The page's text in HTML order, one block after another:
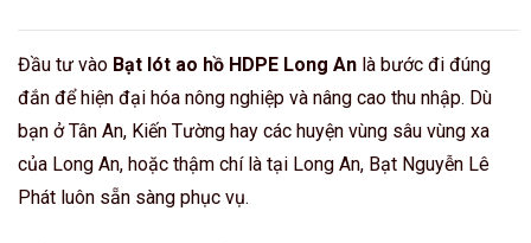
Đầu tư vào Bạt lót ao hồ HDPE Long An là bước đi đúng
đắn để hiện đại hóa nông nghiệp và nâng cao thu nhập. Dù
bạn ở Tân An, Kiến Tường hay các huyện vùng sâu vùng xa
của Long An, hoặc thậm chí là tại Long An, Bạt Nguyễn Lê
Phát luôn sẵn sàng phục vụ.